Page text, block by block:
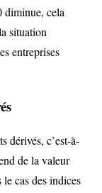
diminue, cela
situation
entreprises
dérivés, c’est-à-
de la valeur
cas des indices